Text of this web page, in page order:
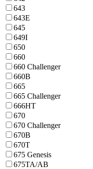
643
643E
645
649I
650
660
660 Challenger
660B
665
665 Challenger
666HT
670
670 Challenger
670B
670T
675 Genesis
675TA/AB